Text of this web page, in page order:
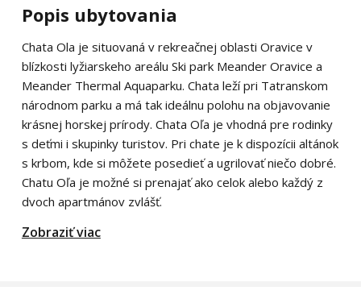
Popis ubytovania
Chata Ola je situovaná v rekreačnej oblasti Oravice v
blízkosti lyžiarskeho areálu Ski park Meander Oravice a
Meander Thermal Aquaparku. Chata leží pri Tatranskom
národnom parku a má tak ideálnu polohu na objavovanie
krásnej horskej prírody. Chata Oľa je vhodná pre rodinky
s deťmi i skupinky turistov. Pri chate je k dispozícii altánok
s krbom, kde si môžete posedieť a ugrilovať niečo dobré.
Chatu Oľa je možné si prenajať ako celok alebo každý z
dvoch apartmánov zvlášť.
Zobraziť viac